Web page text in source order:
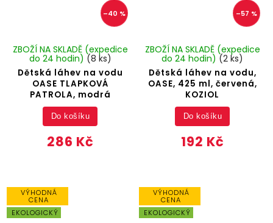
–40 %
Dětská láhev na vodu
OASE TLAPKOVÁ
PATROLA, modrá
ZBOŽÍ NA SKLADĚ (expedice
do 24 hodin) (8 ks)
286 Kč
Do košíku
–57 %
Dětská láhev na vodu,
OASE, 425 ml, červená,
KOZIOL
ZBOŽÍ NA SKLADĚ (expedice
do 24 hodin) (2 ks)
192 Kč
Do košíku
VÝHODNÁ
CENA
EKOLOGICKÝ
VÝHODNÁ
CENA
EKOLOGICKÝ